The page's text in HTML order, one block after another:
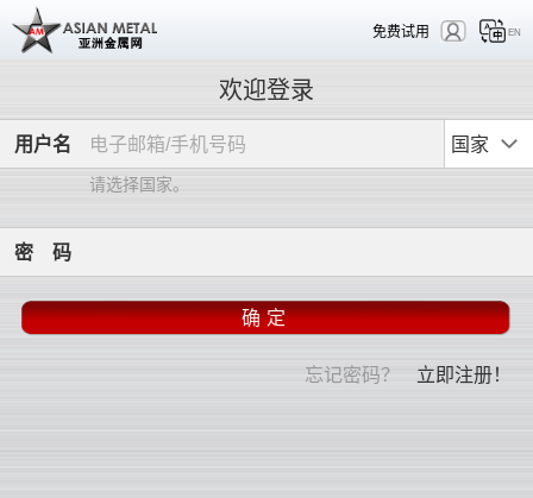
免费试用 EN
欢迎登录
用户名 国家
请选择国家。
密 码
忘记密码？ 立即注册！